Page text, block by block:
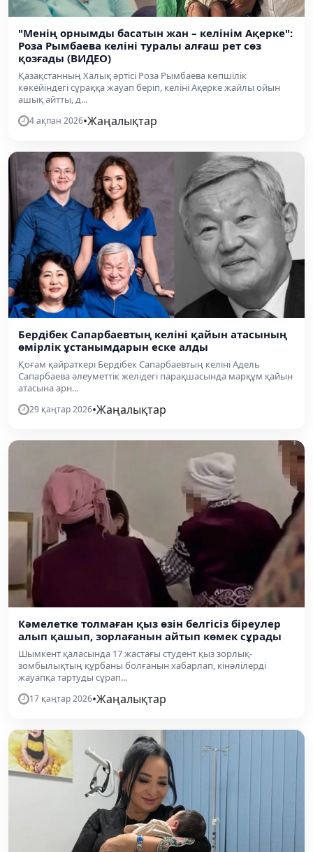
"Менің орнымды басатын жан – келінім Ақерке":
Роза Рымбаева келіні туралы алғаш рет сөз
қозғады (ВИДЕО)
Қазақстанның Халық әртісі Роза Рымбаева көпшілік
көкейіндегі сұраққа жауап беріп, келіні Ақерке жайлы ойын
ашық айтты, д...
4 ақпан 2026•Жаңалықтар
Бердібек Сапарбаевтың келіні қайын атасының
өмірлік ұстанымдарын еске алды
Қоғам қайраткері Бердібек Сапарбаевтың келіні Адель
Сапарбаева әлеуметтік желідегі парақшасында марқұм қайын
атасына арн...
29 қаңтар 2026•Жаңалықтар
Кәмелетке толмаған қыз өзін белгісіз біреулер
алып қашып, зорлағанын айтып көмек сұрады
Шымкент қаласында 17 жастағы студент қыз зорлық-
зомбылықтың құрбаны болғанын хабарлап, кінәлілерді
жауапқа тартуды сұрап...
17 қаңтар 2026•Жаңалықтар